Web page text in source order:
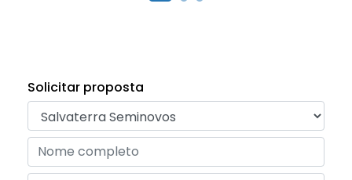
Solicitar proposta